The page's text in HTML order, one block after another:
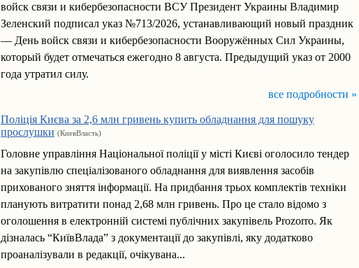
войск связи и кибербезопасности ВСУ Президент Украины Владимир
Зеленский подписал указ №713/2026, устанавливающий новый праздник
— День войск связи и кибербезопасности Вооружённых Сил Украины,
который будет отмечаться ежегодно 8 августа. Предыдущий указ от 2000
года утратил силу.
все подробности »
Поліція Києва за 2,6 млн гривень купить обладнання для пошуку
прослушки (КиевВласть)
Головне управління Національної поліції у місті Києві оголосило тендер
на закупівлю спеціалізованого обладнання для виявлення засобів
прихованого зняття інформації. На придбання трьох комплектів техніки
планують витратити понад 2,68 млн гривень. Про це стало відомо з
оголошення в електронній системі публічних закупівель Prozorro. Як
дізналась “КиївВлада” з документації до закупівлі, яку додатково
проаналізували в редакції, очікувана...